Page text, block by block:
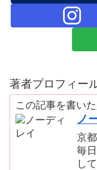
著者プロフィー
この記事を書いた
ノ
京
毎
し